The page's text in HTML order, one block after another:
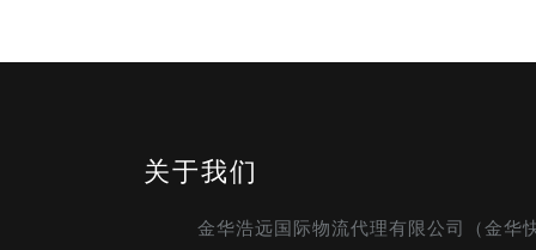
关于我们
金华浩远国际物流代理有限公司（金华